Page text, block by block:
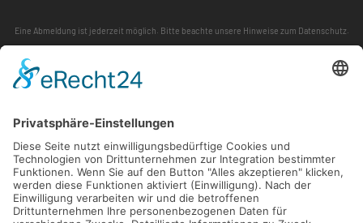
Eine Abmeldung ist jederzeit möglich. Bitte beachte unsere Hinweise zum Datenschutz.
ABONNIEREN